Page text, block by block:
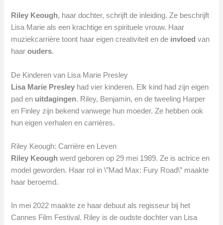
Riley Keough, haar dochter, schrijft de inleiding. Ze beschrijft
Lisa Marie als een krachtige en spirituele vrouw. Haar
muziekcarrière toont haar eigen creativiteit en de invloed van
haarouders.
De Kinderen van Lisa Marie Presley
Lisa Marie Presley had vier kinderen. Elk kind had zijn eigen
pad en uitdagingen. Riley, Benjamin, en de tweeling Harper
en Finley zijn bekend vanwege hun moeder. Ze hebben ook
hun eigen verhalen en carrières.
Riley Keough: Carrière en Leven
Riley Keough werd geboren op 29 mei 1989. Ze is actrice en
model geworden. Haar rol in \”Mad Max: Fury Road\” maakte
haar beroemd.
In mei 2022 maakte ze haar debuut als regisseur bij het
Cannes Film Festival. Riley is de oudste dochter van Lisa